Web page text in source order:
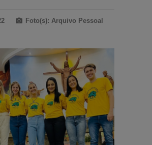
Foto(s): Arquivo Pessoal